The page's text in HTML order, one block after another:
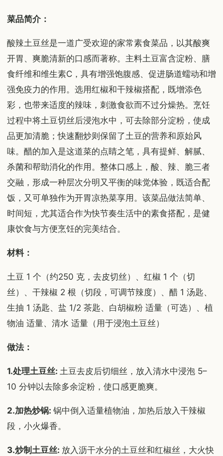
菜品简介：
酸辣土豆丝是一道广受欢迎的家常素食菜品，以其酸爽
开胃、爽脆清新的口感而著称。主料土豆富含淀粉、膳
食纤维和维生素C，具有增强饱腹感、促进肠道蠕动和增
强免疫力的作用。选用红椒和干辣椒搭配，既增添色
彩，也带来适度的辣味，刺激食欲而不过分燥热。烹饪
过程中将土豆切丝后浸泡水中，可去除部分淀粉，使成
品更加清脆；快速翻炒则保留了土豆的营养和原始风
味。醋的加入是这道菜的点睛之笔，具有提鲜、解腻、
杀菌和帮助消化的作用。整体口感上，酸、辣、脆三者
交融，形成一种层次分明又平衡的味觉体验，既适合配
饭，又可单独作为开胃凉热菜享用。该菜品做法简单、
时间短，尤其适合作为快节奏生活中的素食搭配，是健
康饮食与方便烹饪的完美结合。
材料：
土豆 1 个（约250 克，去皮切丝）、红椒 1 个（切
丝）、干辣椒 2 根（切段，可调节辣度）、醋 1 汤匙、
生抽 1 汤匙、盐 1/2 茶匙、白胡椒粉 适量（可选）、植
物油 适量、清水 适量（用于浸泡土豆丝）
做法：
1.处理土豆丝: 土豆去皮后切细丝，放入清水中浸泡 5–
10 分钟以去除多余淀粉，使口感更脆爽。
2.加热炒锅: 锅中倒入适量植物油，加热后放入干辣椒
段，小火爆香。
3.炒制土豆丝: 放入沥干水分的土豆丝和红椒丝，大火快